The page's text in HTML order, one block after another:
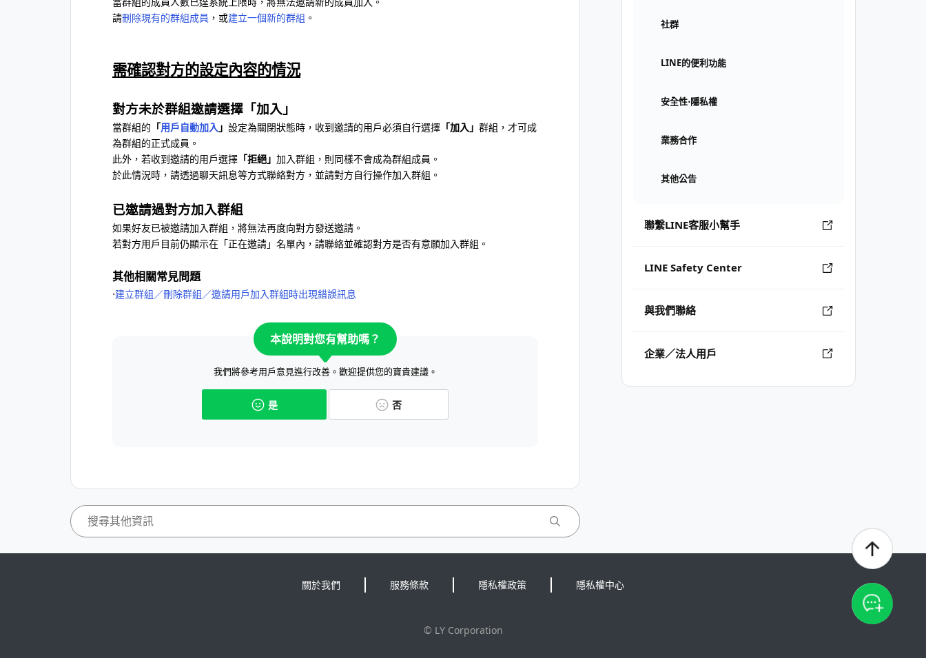
社群
LINE的便利功能
安全性⋅隱私權
業務合作
其他公告
聯繫LINE客服小幫手
LINE Safety Center
與我們聯絡
企業／法人用戶
請刪除現有的群組成員 ，或建立一個新的群組 。
需確認對方的設定內容的情況
對方未於群組邀請選擇「加入」
當群組的 「用戶自動加入 」 設定為關閉狀態時，收到邀請的用戶必須自行選擇 「加入」 群組，才可成
為群組的正式成員。
此外，若收到邀請的用戶選擇 「拒絕」 加入群組，則同樣不會成為群組成員。
於此情況時，請透過聊天訊息等方式聯絡對方，並請對方自行操作加入群組。
已邀請過對方加入群組
如果好友已被邀請加入群組，將無法再度向對方發送邀請。
若對方用戶目前仍顯示在「正在邀請」名單內，請聯絡並確認對方是否有意願加入群組。
其他相關常見問題
⋅建立群組／刪除群組／邀請用戶加入群組時出現錯誤訊息
本說明對您有幫助嗎？
我們將參考用戶意見進行改善。歡迎提供您的寶貴建議。
是 否
關於我們 服務條款 隱私權政策 隱私權中心
© LY Corporation